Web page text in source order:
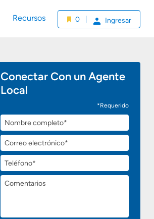
Recursos 0 Ingresar
Conectar Con un Agente
Local
*Requerido
Nombre
completo
Correo
electrónico
Teléfono
Comentarios